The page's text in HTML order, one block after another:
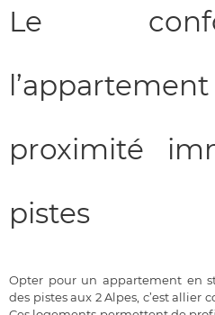
Le
proximité
pistes
Opter pour un appartement en
des pistes aux 2 Alpes, c’est allier